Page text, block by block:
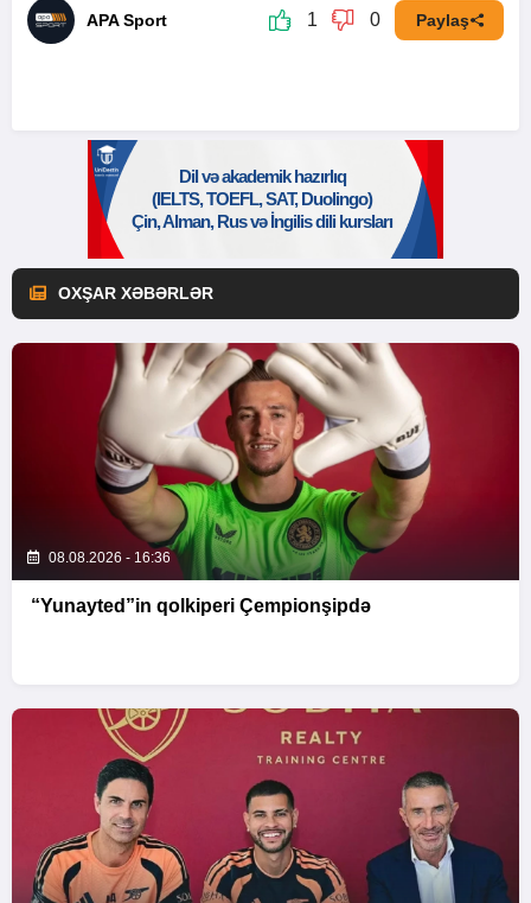
APA Sport 1 0 Paylaş
OXŞAR XƏBƏRLƏR
08.08.2026 - 16:36
“Yunayted”in qolkiperi Çempionşipdə